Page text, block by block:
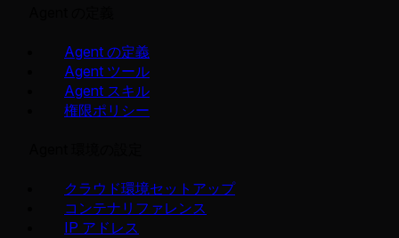
Agent の定義
Agent ツール
Agent スキル
権限ポリシー
クラウド環境セットアップ
コンテナリファレンス
IP アドレス